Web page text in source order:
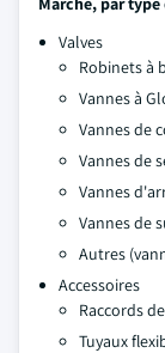
Valves
Robinets à
Vannes à
Vannes de
Vannes de
Vannes
Vannes de
Autres
Accessoires
Raccords
Tuyaux